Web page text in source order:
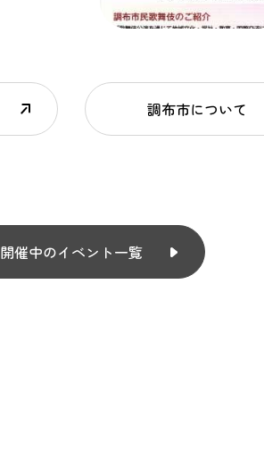
調布市について
開催中のイベント一覧